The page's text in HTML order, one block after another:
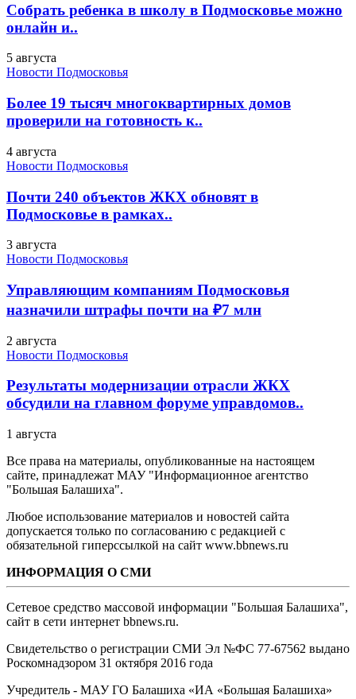
Собрать ребенка в школу в Подмосковье можно
онлайн и..
5 августа
Новости Подмосковья
Более 19 тысяч многоквартирных домов
проверили на готовность к..
4 августа
Новости Подмосковья
Почти 240 объектов ЖКХ обновят в
Подмосковье в рамках..
3 августа
Новости Подмосковья
Управляющим компаниям Подмосковья
назначили штрафы почти на ₽7 млн
2 августа
Новости Подмосковья
Результаты модернизации отрасли ЖКХ
обсудили на главном форуме управдомов..
1 августа
Все права на материалы, опубликованные на настоящем
сайте, принадлежат МАУ "Информационное агентство
"Большая Балашиха".
Любое использование материалов и новостей сайта
допускается только по согласованию с редакцией с
обязательной гиперссылкой на сайт www.bbnews.ru
ИНФОРМАЦИЯ О СМИ
Сетевое средство массовой информации "Большая Балашиха",
сайт в сети интернет bbnews.ru.
Свидетельство о регистрации СМИ Эл №ФС ‎77-67562 выдано
Роскомнадзором 31 октября 2016 года
Учредитель - МАУ ГО Балашиха «ИА «Большая Балашиха»